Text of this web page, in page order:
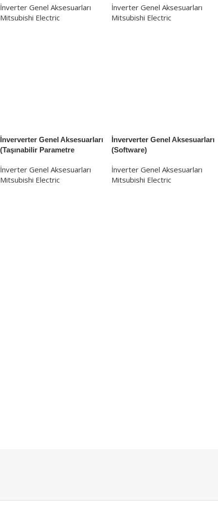
İnverter Genel Aksesuarları
Mitsubishi Electric
İnverter Genel Aksesuarları
Mitsubishi Electric
İnververter Genel Aksesuarları
(Taşınabilir Parametre
İnverter Genel Aksesuarları
Mitsubishi Electric
İnververter Genel Aksesuarları
(Software)
İnverter Genel Aksesuarları
Mitsubishi Electric